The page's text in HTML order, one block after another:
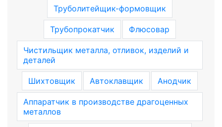
Труболитейщик-формовщик
Трубопрокатчик Флюсовар
Чистильщик металла, отливок, изделий и
деталей
Шихтовщик Автоклавщик Анодчик
Аппаратчик в производстве драгоценных
металлов